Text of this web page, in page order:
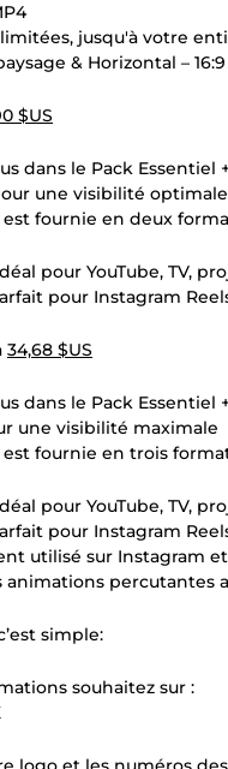
jusqu'à votre
& Horizontal –
$US
dans le Pack Essentiel
une visibilité optimale
fournie en deux
pour YouTube, TV,
pour Instagram
34,68 $US
dans le Pack Essentiel
une visibilité maximale
fournie en trois
pour YouTube, TV,
pour Instagram
utilisé sur Instagram
animations percutantes
simple:
souhaitez sur :